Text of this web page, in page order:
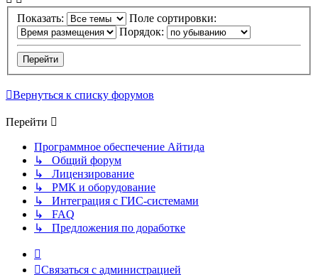
Показать:
Поле сортировки:
Порядок:
Вернуться к списку форумов
Перейти
Программное обеспечение Айтида
↳ Общий форум
↳ Лицензирование
↳ РМК и оборудование
↳ Интеграция с ГИС-системами
↳ FAQ
↳ Предложения по доработке
Связаться с администрацией